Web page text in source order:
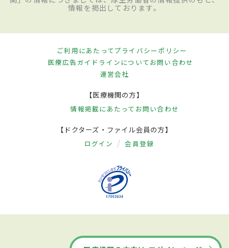
情報を掲出しております。
ご利用にあたってプライバシーポリシー
医療広告ガイドラインについてお問い合わせ
運営会社
【医療機関の方】
情報掲載にあたって お問い合わせ
【ドクターズ・ファイル会員の方】
ログイン 会員登録